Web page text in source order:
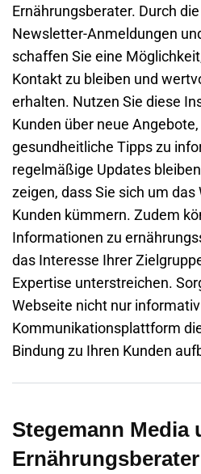
Ernährungsberater. Durch
Newsletter-Anmeldungen
schaffen Sie eine
Kontakt zu bleiben und
erhalten. Nutzen Sie diese
Kunden über neue
gesundheitliche Tipps zu
regelmäßige Updates
zeigen, dass Sie sich um
Kunden kümmern. Zudem
Informationen zu
das Interesse Ihrer
Expertise unterstreichen.
Webseite nicht nur
Kommunikationsplattform
Bindung zu Ihren Kunden
Stegemann Media